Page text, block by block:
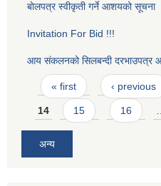
बाेलपत्र स्वीकृती गर्ने आशयको सूचना
Invitation For Bid !!!
आय संकलनको सिलबन्दी दरभाउपत्र
Pages
« first ‹ previous
14 15 16
अन्य